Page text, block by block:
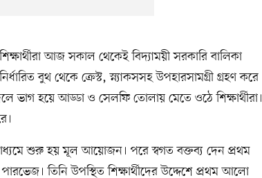
আজ সকাল থেকেই বিদ্যাময়ী সরকারি বালিকা
বুথ থেকে ক্রেস্ট, স্ন্যাকসসহ উপহারসামগ্রী গ্রহণ করে
ভাগ হয়ে আড্ডা ও সেলফি তোলায় মেতে ওঠে শিক্ষার্থীরা।
শুরু হয় মূল আয়োজন। পরে স্বগত বক্তব্য দেন প্রথম
তিনি উপস্থিত শিক্ষার্থীদের উদ্দেশে প্রথম আলো